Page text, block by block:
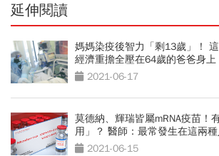
延伸閱讀
媽媽染疫後智力「剩13歲」！
經濟重擔全壓在64歲的爸爸身上
2021-06-17
莫德納、輝瑞皆屬mRNA疫苗！
用」？ 醫師：最常發生在這兩
2021-06-15